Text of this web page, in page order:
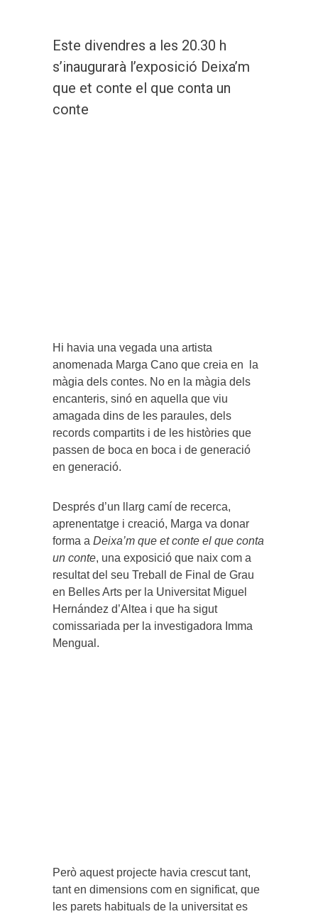
Este divendres a les 20.30 h
s’inaugurarà l’exposició Deixa’m
que et conte el que conta un
conte
Hi havia una vegada una artista
anomenada Marga Cano que creia en la
màgia dels contes. No en la màgia dels
encanteris, sinó en aquella que viu
amagada dins de les paraules, dels
records compartits i de les històries que
passen de boca en boca i de generació
en generació.
Després d’un llarg camí de recerca,
aprenentatge i creació, Marga va donar
forma a Deixa’m que et conte el que conta
un conte, una exposició que naix com a
resultat del seu Treball de Final de Grau
en Belles Arts per la Universitat Miguel
Hernández d’Altea i que ha sigut
comissariada per la investigadora Imma
Mengual.
Però aquest projecte havia crescut tant,
tant en dimensions com en significat, que
les parets habituals de la universitat es